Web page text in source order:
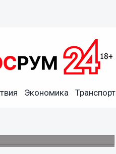
Экономика Транспорт
ситуации с